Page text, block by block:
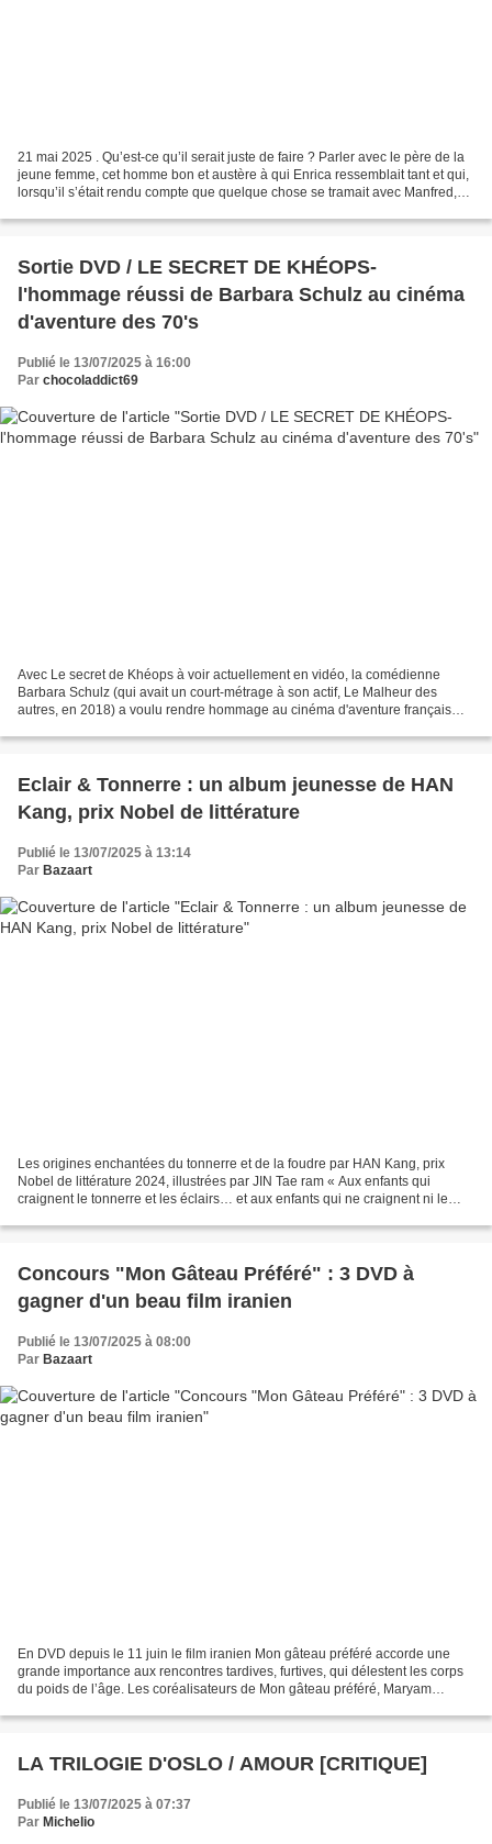
21 mai 2025 . Qu’est-ce qu’il serait juste de faire ? Parler avec le père de la
jeune femme, cet homme bon et austère à qui Enrica ressemblait tant et qui,
lorsqu’il s’était rendu compte que quelque chose se tramait avec Manfred,
Sortie DVD / LE SECRET DE KHÉOPS-
l'hommage réussi de Barbara Schulz au cinéma
d'aventure des 70's
Publié le 13/07/2025 à 16:00
Par chocoladdict69
Avec Le secret de Khéops à voir actuellement en vidéo, la comédienne
Barbara Schulz (qui avait un court-métrage à son actif, Le Malheur des
autres, en 2018) a voulu rendre hommage au cinéma d'aventure français
Eclair & Tonnerre : un album jeunesse de HAN
Kang, prix Nobel de littérature
Publié le 13/07/2025 à 13:14
Par Bazaart
Les origines enchantées du tonnerre et de la foudre par HAN Kang, prix
Nobel de littérature 2024, illustrées par JIN Tae ram « Aux enfants qui
craignent le tonnerre et les éclairs… et aux enfants qui ne craignent ni le
Concours "Mon Gâteau Préféré" : 3 DVD à
gagner d'un beau film iranien
Publié le 13/07/2025 à 08:00
Par Bazaart
En DVD depuis le 11 juin le film iranien Mon gâteau préféré accorde une
grande importance aux rencontres tardives, furtives, qui délestent les corps
du poids de l’âge. Les coréalisateurs de Mon gâteau préféré, Maryam
LA TRILOGIE D'OSLO / AMOUR [CRITIQUE]
Publié le 13/07/2025 à 07:37
Par Michelio